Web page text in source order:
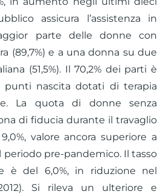
assicura l’assistenza in
parte delle donne con
(89,7%) e a una donna su due
(51,5%). Il 70,2% dei parti è
punti nascita dotati di terapia
La quota di donne senza
di fiducia durante il travaglio
valore ancora superiore a
pre-pandemico. Il tasso
è del 6,0%, in riduzione nel
Si rileva un ulteriore e